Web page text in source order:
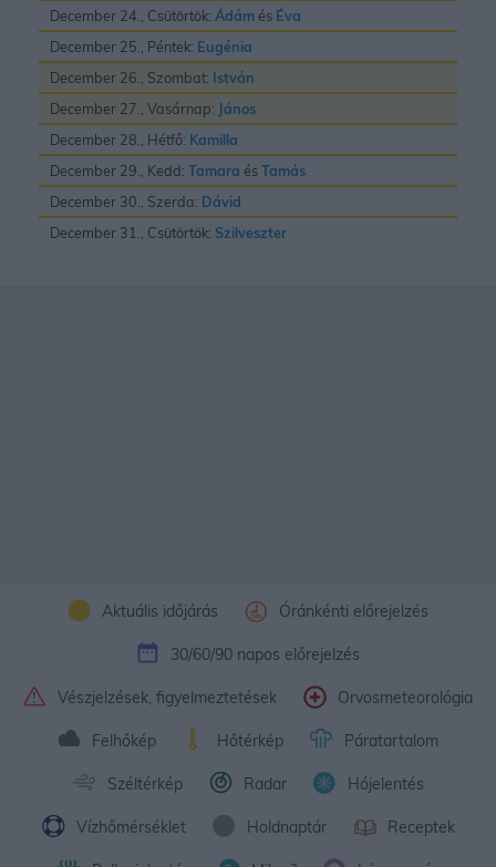
December 24., Csütörtök: Ádám és Éva
December 25., Péntek: Eugénia
December 26., Szombat: István
December 27., Vasárnap: János
December 28., Hétfő: Kamilla
December 29., Kedd: Tamara ésTamás
December 30., Szerda: Dávid
December 31., Csütörtök: Szilveszter
Aktuális időjárás Óránkénti előrejelzés
30/60/90 napos előrejelzés
Vészjelzések, figyelmeztetések Orvosmeteorológia
Felhőkép Hőtérkép Páratartalom
Széltérkép Radar Hójelentés
Vízhőmérséklet Holdnaptár Receptek